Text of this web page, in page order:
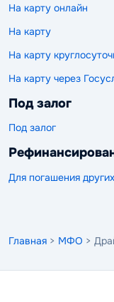
На карту онлайн
На карту
На карту
На карту через
Под залог
Под залог
Для погашения
Главная > МФО >